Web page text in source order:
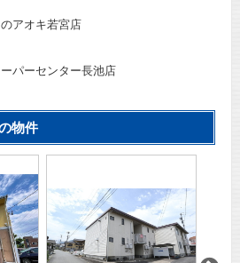
アオキ若宮店
パーセンター長池店
物件